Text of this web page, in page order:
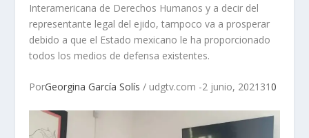
Interamericana de Derechos Humanos y a decir del
representante legal del ejido, tampoco va a prosperar
debido a que el Estado mexicano le ha proporcionado
todos los medios de defensa existentes.
PorGeorgina García Solís / udgtv.com -2 junio, 2021310